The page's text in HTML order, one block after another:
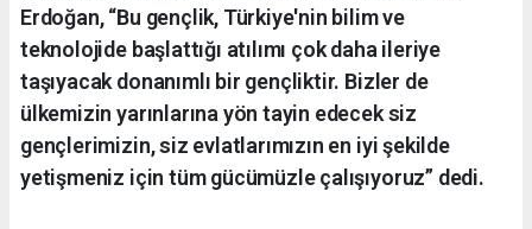
Erdoğan, “Bu gençlik, Türkiye'nin bilim ve
teknolojide başlattığı atılımı çok daha ileriye
taşıyacak donanımlı bir gençliktir. Bizler de
ülkemizin yarınlarına yön tayin edecek siz
gençlerimizin, siz evlatlarımızın en iyi şekilde
yetişmeniz için tüm gücümüzle çalışıyoruz” dedi.